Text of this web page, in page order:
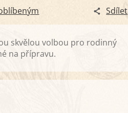
Sdílet
skvělou volbou pro rodinný
na přípravu.